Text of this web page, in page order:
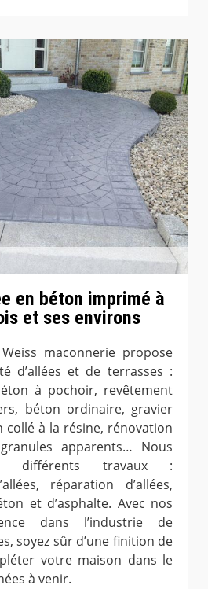
en béton imprimé à
et ses environs
maconnerie propose
d’allées et de terrasses :
à pochoir, revêtement
béton ordinaire, gravier
collé à la résine, rénovation
apparents… Nous
différents travaux :
réparation d’allées,
et d’asphalte. Avec nos
dans l’industrie de
soyez sûr d’une finition de
votre maison dans le
à venir.